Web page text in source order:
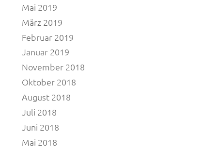
Mai 2019
März 2019
Februar 2019
Januar 2019
November 2018
Oktober 2018
August 2018
Juli 2018
Juni 2018
Mai 2018